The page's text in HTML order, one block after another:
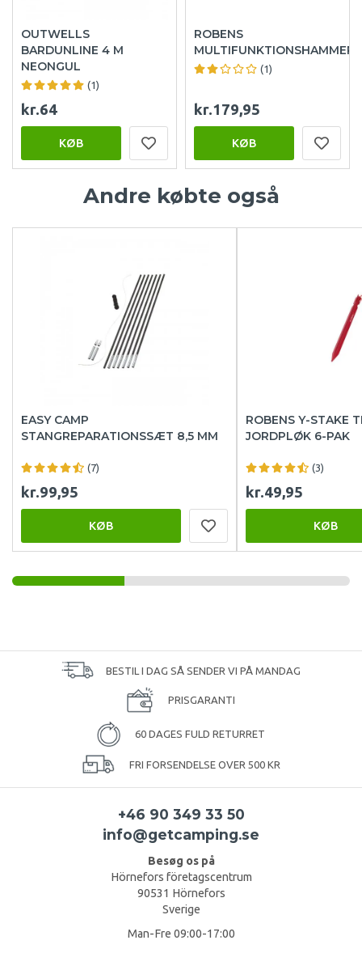
OUTWELLS
BARDUNLINE 4 M
NEONGUL
(1)
kr.64
KØB
ROBENS
MULTIFUNKTIONSHAMMER
(1)
kr.179,95
KØB
Andre købte også
EASY CAMP
STANGREPARATIONSSÆT 8,5 MM
(7)
kr.99,95
KØB
ROBENS Y-STAKE
JORDPLØK 6-PAK
(3)
kr.49,95
KØB
BESTIL I DAG SÅ SENDER VI PÅ MANDAG
PRISGARANTI
60 DAGES FULD RETURRET
FRI FORSENDELSE OVER 500 KR
+46 90 349 33 50
info@getcamping.se
Besøg os på
Hörnefors företagscentrum
90531 Hörnefors
Sverige
Man-Fre 09:00-17:00